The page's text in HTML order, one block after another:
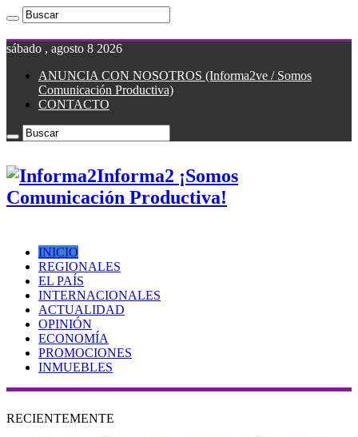
sábado , agosto 8 2026
ANUNCIA CON NOSOTROS (Informa2ve / Somos
Comunicación Productiva)
CONTACTO
Informa2 ¡Somos
Comunicación Productiva!
INICIO
REGIONALES
EL PAÍS
INTERNACIONALES
ACTUALIDAD
OPINIÓN
ECONOMÍA
PROMOCIONES
INMUEBLES
RECIENTEMENTE